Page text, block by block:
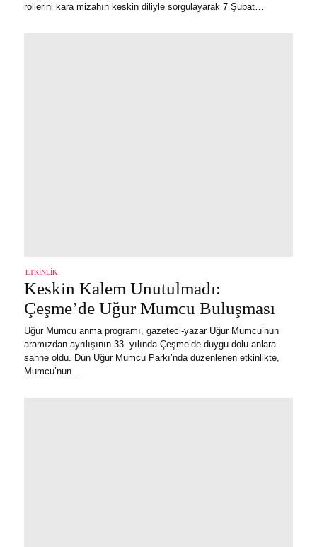
rollerini kara mizahın keskin diliyle sorgulayarak 7 Şubat…
ETKINLIK
Keskin Kalem Unutulmadı:
Çeşme’de Uğur Mumcu Buluşması
Uğur Mumcu anma programı, gazeteci-yazar Uğur Mumcu’nun
aramızdan ayrılışının 33. yılında Çeşme’de duygu dolu anlara
sahne oldu. Dün Uğur Mumcu Parkı’nda düzenlenen etkinlikte,
Mumcu’nun…